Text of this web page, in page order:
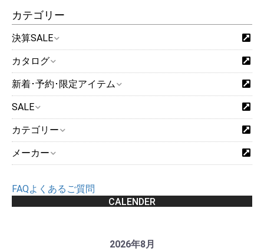
カテゴリー
決算SALE
カタログ
新着･予約･限定アイテム
SALE
カテゴリー
メーカー
FAQよくあるご質問
CALENDER
2026年8月